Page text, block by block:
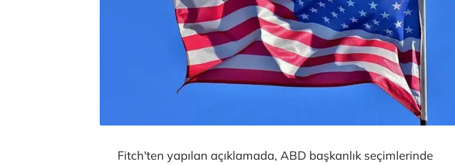
Fitch'ten yapılan açıklamada, ABD başkanlık seçimlerinde